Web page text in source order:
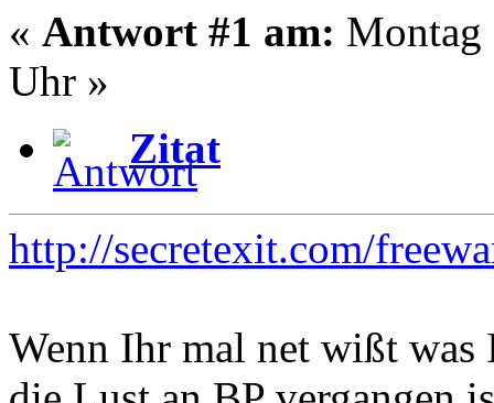
« Antwort #1 am: Montag
Uhr »
Zitat
http://secretexit.com/
Wenn Ihr mal net wißt